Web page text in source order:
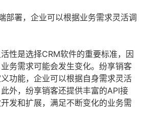
部署，企业可以根据业务需求灵活调
性是选择CRM软件的重要标准，因
务需求可能会发生变化。纷享销客
功能，企业可以根据自身需求灵活
外，纷享销客还提供丰富的API接
发和扩展，满足不断变化的业务需